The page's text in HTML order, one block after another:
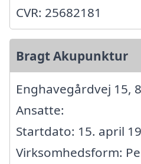
CVR: 25682181
Bragt Akupunktur
Enghavegårdvej 15,
Ansatte:
Startdato: 15. april
Virksomhedsform: